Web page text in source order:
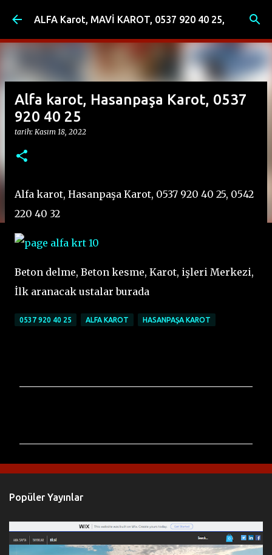
Ana içeriğe atla
ALFA Karot, MAVİ KAROT, 0537 920 40 25,
Alfa karot, Hasanpaşa Karot, 0537
920 40 25
tarih: Kasım 18, 2022
Alfa karot, Hasanpaşa Karot, 0537 920 40 25, 0542
220 40 32
Beton delme, Beton kesme, Karot, işleri Merkezi,
İlk aranacak ustalar burada
0537 920 40 25 ALFA KAROT HASANPAŞA KAROT
m
r
Popüler Yayınlar